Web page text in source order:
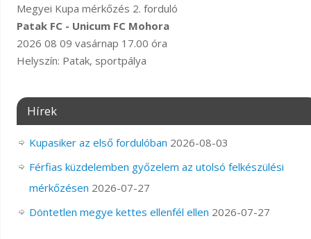
Megyei Kupa mérkőzés 2. forduló
Patak FC - Unicum FC Mohora
2026 08 09 vasárnap 17.00 óra
Helyszín: Patak, sportpálya
Hírek
Kupasiker az első fordulóban 2026-08-03
Férfias küzdelemben győzelem az utolsó felkészülési
mérkőzésen 2026-07-27
Döntetlen megye kettes ellenfél ellen 2026-07-27